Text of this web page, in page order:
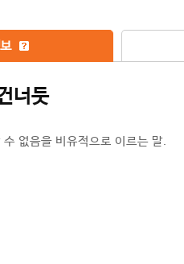
너듯
없음을 비유적으로 이르는 말.